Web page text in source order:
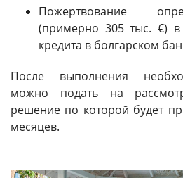
Пожертвование
(примерно 305 тыс. €) в
кредита в болгарском
После выполнения
можно подать на
решение по которой будет
месяцев.